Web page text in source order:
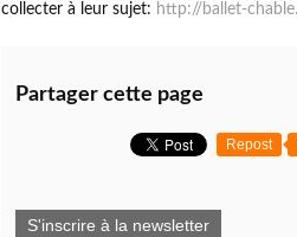
collecter à leur sujet: http://ballet-
Partager cette page
Repost
S'inscrire à la newsletter